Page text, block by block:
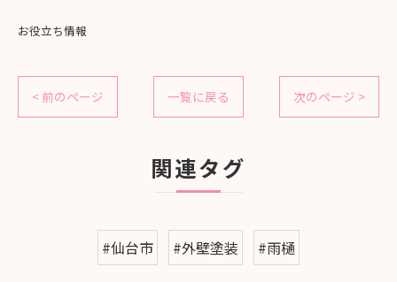
お役立ち情報
< 前のページ 一覧に戻る 次のページ >
関連タグ
#仙台市 #外壁塗装 #雨樋